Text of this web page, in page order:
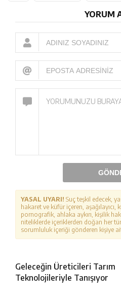
YORUM
YASAL UYARI! Suç teşkil edecek,
hakaret ve küfür içeren, aşağılayıcı,
pornografik, ahlaka aykırı, kişilik
niteliklerde içeriklerden doğan her
sorumluluk içeriği gönderen kişiye
Geleceğin Üreticileri Tarım
Teknolojileriyle Tanışıyor